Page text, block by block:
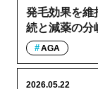
発毛効果を維
続と減薬の分
AGA
2026.05.22